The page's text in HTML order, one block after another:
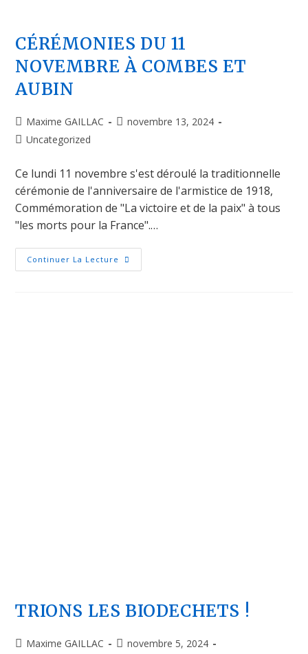
CÉRÉMONIES DU 11
NOVEMBRE À COMBES ET
AUBIN
Maxime GAILLAC
novembre 13, 2024
Uncategorized
Ce lundi 11 novembre s'est déroulé la traditionnelle
cérémonie de l'anniversaire de l'armistice de 1918,
Commémoration de "La victoire et de la paix" à tous
"les morts pour la France".…
Continuer La Lecture
TRIONS LES BIODECHETS !
Maxime GAILLAC
novembre 5, 2024